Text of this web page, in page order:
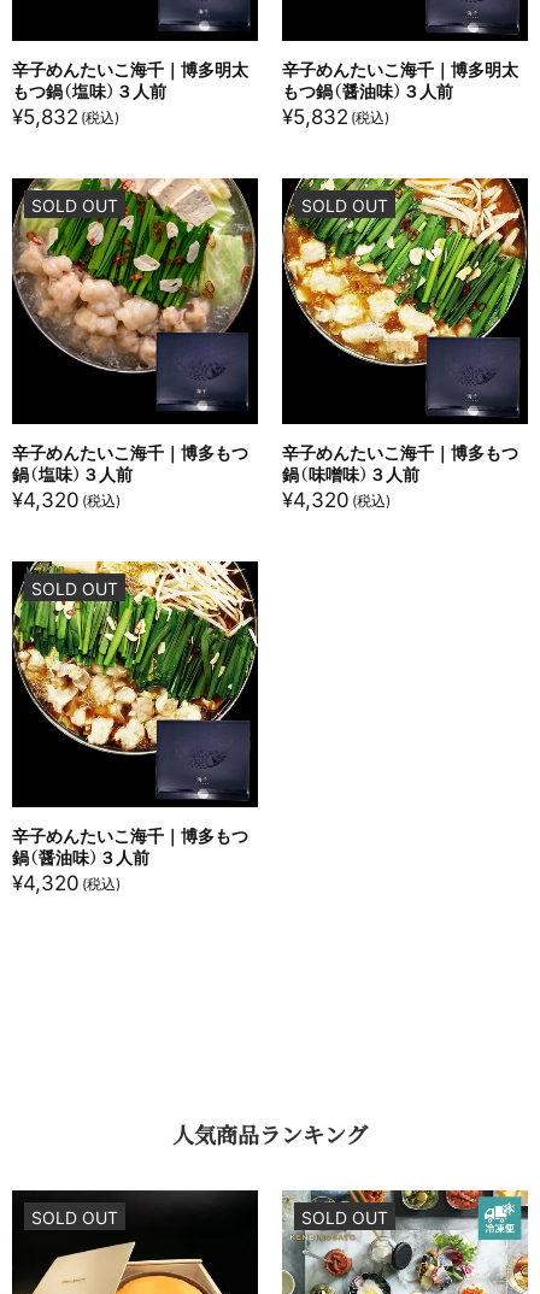
辛子めんたいこ海千｜博多明太
もつ鍋（塩味）３人前
¥5,832
辛子めんたいこ海千｜博多明太
もつ鍋（醤油味）３人前
¥5,832
SOLD OUT
辛子めんたいこ海千｜博多もつ
鍋（塩味）３人前
¥4,320
SOLD OUT
辛子めんたいこ海千｜博多もつ
鍋（味噌味）３人前
¥4,320
SOLD OUT
辛子めんたいこ海千｜博多もつ
鍋（醤油味）３人前
¥4,320
人気商品ランキング
SOLD OUT SOLD OUT